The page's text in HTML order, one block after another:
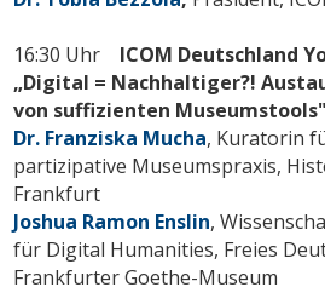
16:30 Uhr
ICOM Deutschland
„Digital = Nachhaltiger?!
von suffizienten Museumstools"
Dr. Franziska Mucha, Kuratorin
partizipative Museumspraxis,
Frankfurt
Joshua Ramon Enslin,
für Digital Humanities, Freies
Frankfurter Goethe-Museum